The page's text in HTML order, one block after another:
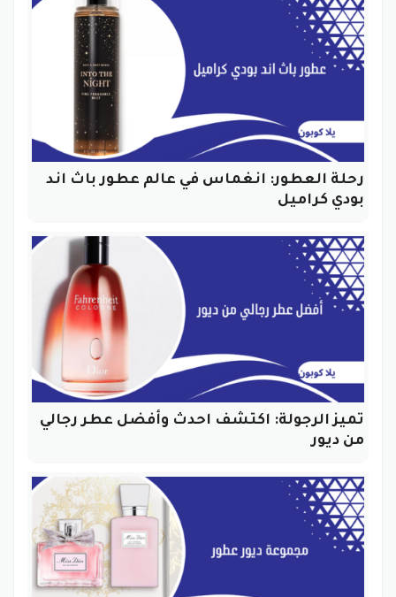
رحلة العطور: انغماس في عالم عطور باث اند
بودي كراميل
تميز الرجولة: اكتشف احدث وأفضل عطر رجالي
من ديور